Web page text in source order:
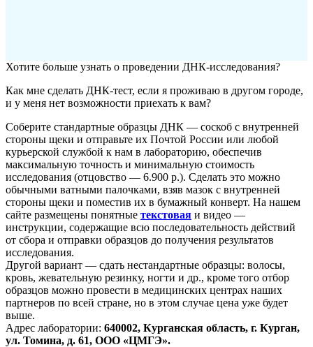
Хотите больше узнать о проведении ДНК-исследования?
Как мне сделать ДНК-тест, если я проживаю в другом городе,
и у меня нет возможности приехать к вам?
Соберите стандартные образцы ДНК — соскоб с внутренней
стороны щеки и отправьте их Почтой России или любой
курьерской службой к нам в лабораторию, обеспечив
максимальную точность и минимальную стоимость
исследования (отцовство — 6.900 р.). Сделать это можно
обычными ватными палочками, взяв мазок с внутренней
стороны щеки и поместив их в бумажный конверт. На нашем
сайте размещены понятные текстовая и видео —
инструкции, содержащие всю последовательность действий
от сбора и отправки образцов до получения результатов
исследования.
Другой вариант — сдать нестандартные образцы: волосы,
кровь, жевательную резинку, ногти и др., кроме того отбор
образцов можно провести в медицинских центрах наших
партнеров по всей стране, но в этом случае цена уже будет
выше.
Адрес лаборатории: 640002, Курганская область, г. Курган,
ул. Томина, д. 61, ООО «ЦМГЭ».